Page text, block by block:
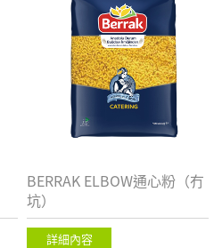
BERRAK ELBOW通心粉（冇
坑）
詳細內容